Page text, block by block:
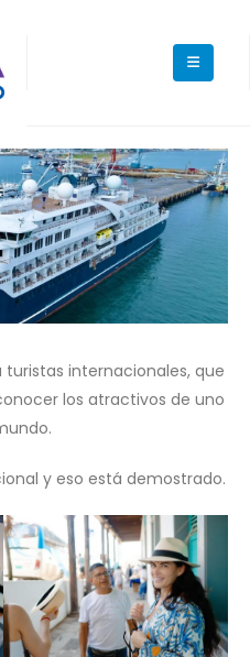
internacionales, que
los atractivos de uno
y eso está demostrado.